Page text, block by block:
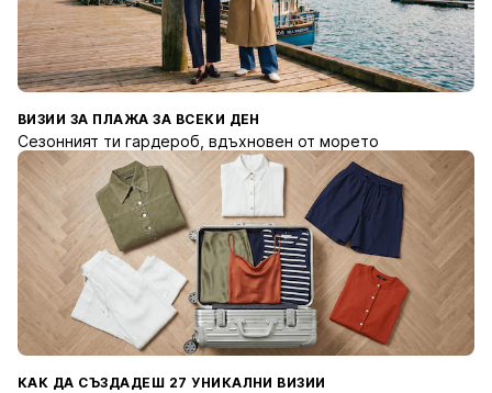
ВИЗИИ ЗА ПЛАЖА ЗА ВСЕКИ ДЕН
Сезонният ти гардероб, вдъхновен от морето
КАК ДА СЪЗДАДЕШ 27 УНИКАЛНИ ВИЗИИ